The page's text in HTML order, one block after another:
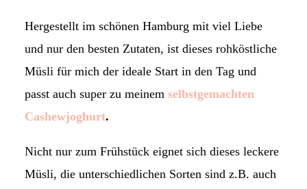
Hergestellt im schönen Hamburg mit viel Liebe
und nur den besten Zutaten, ist dieses rohköstliche
Müsli für mich der ideale Start in den Tag und
passt auch super zu meinem selbstgemachten
Cashewjoghurt.
Nicht nur zum Frühstück eignet sich dieses leckere
Müsli, die unterschiedlichen Sorten sind z.B. auch